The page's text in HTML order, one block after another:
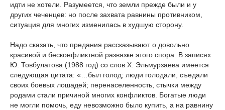
идти не хотели. Разумеется, что земли прежде были и у
других чеченцев: но после захвата равнины противником,
ситуация для многих изменилась в худшую сторону.
Надо сказать, что предания рассказывают о довольно
красивой и бесконфликтной развязке этого спора. В записях
Ю. Товбулатова (1988 год) со слов Х. Эльмурзаева имеется
следующая цитата: «…был голод; люди голодали, съедали
своих боевых лошадей; перенаселенность, стычки между
родами стали причиной многих конфликтов. Богатые люди
не могли помочь, еду невозможно было купить, а на равнину